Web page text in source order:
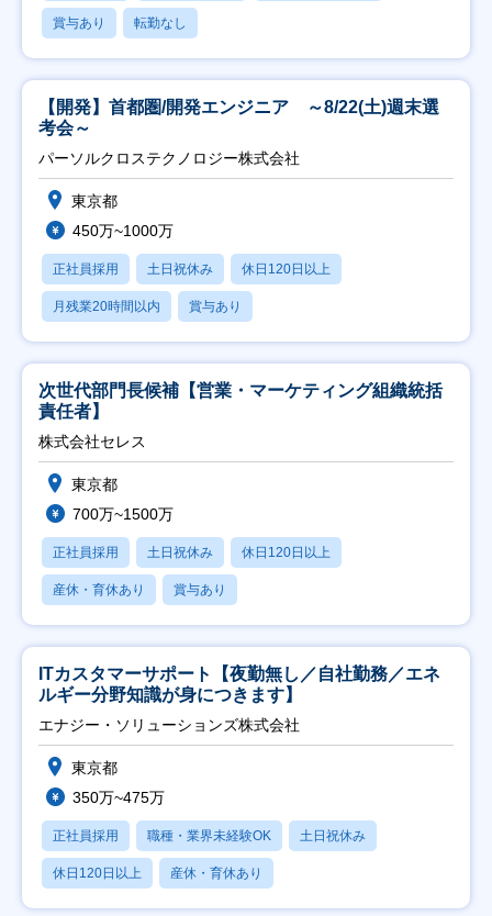
賞与あり 転勤なし
【開発】首都圏/開発エンジニア ～8/22(土)週末選
考会～
パーソルクロステクノロジー株式会社
東京都
450万~1000万
正社員採用 土日祝休み 休日120日以上
月残業20時間以内 賞与あり
次世代部門長候補【営業・マーケティング組織統括
責任者】
株式会社セレス
東京都
700万~1500万
正社員採用 土日祝休み 休日120日以上
産休・育休あり 賞与あり
ITカスタマーサポート【夜勤無し／自社勤務／エネ
ルギー分野知識が身につきます】
エナジー・ソリューションズ株式会社
東京都
350万~475万
正社員採用 職種・業界未経験OK 土日祝休み
休日120日以上 産休・育休あり